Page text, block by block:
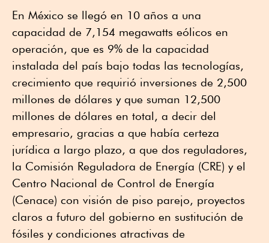
En México se llegó en 10 años a una
capacidad de 7,154 megawatts eólicos en
operación, que es 9% de la capacidad
instalada del país bajo todas las tecnologías,
crecimiento que requirió inversiones de 2,500
millones de dólares y que suman 12,500
millones de dólares en total, a decir del
empresario, gracias a que había certeza
jurídica a largo plazo, a que dos reguladores,
la Comisión Reguladora de Energía (CRE) y el
Centro Nacional de Control de Energía
(Cenace) con visión de piso parejo, proyectos
claros a futuro del gobierno en sustitución de
fósiles y condiciones atractivas de